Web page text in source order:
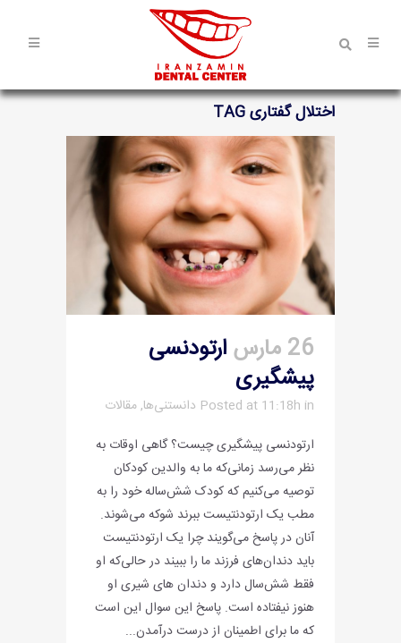
اختلال گفتاری TAG
26 مارس
ارتودنسی
پیشگیری
Posted at 11:18h in دانستنی‌ها,مقالات
ارتودنسی پیشگیری چیست؟ گاهی اوقات به
نظر می‌رسد زمانی‌که ما به والدین کودکان
توصیه می‌کنیم که کودک شش‌ساله خود را به
مطب یک ارتودنتیست ببرند شوکه می‌شوند.
آنان در پاسخ می‌گویند چرا یک ارتودنتیست
باید دندان‌های فرزند ما را ببیند در حالی‌که او
فقط شش‌سال دارد و دندان های شیری او
هنوز نیفتاده است. پاسخ این سوال این است
که ما برای اطمینان از درست درآمدن...